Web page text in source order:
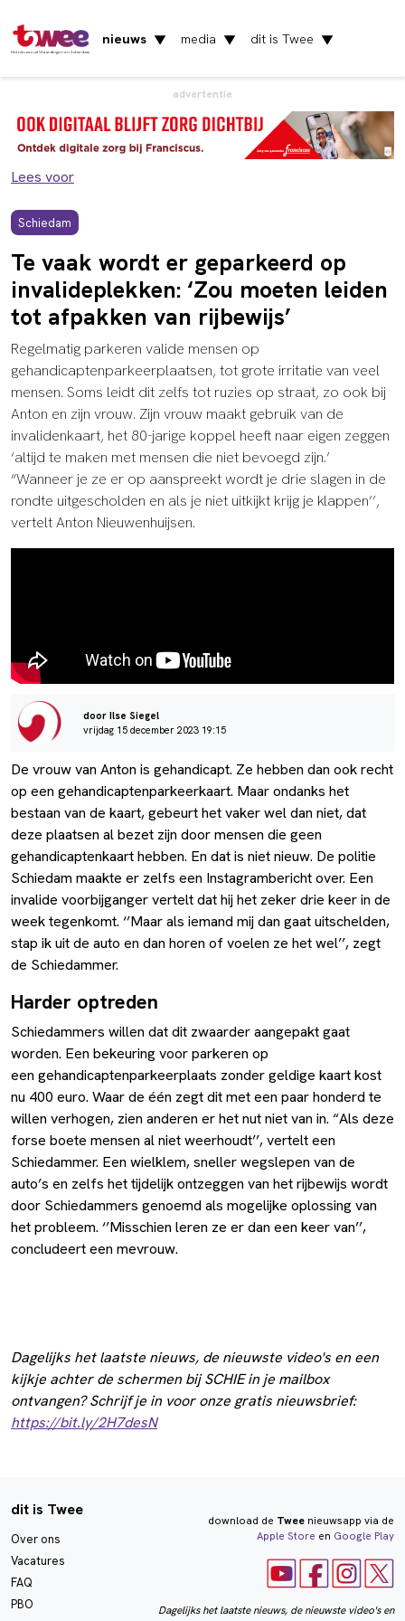
Het nieuws uit Vlaardingen en Schiedam
nieuws ▼ media ▼ dit is Twee ▼
advertentie
Lees voor
Schiedam
Te vaak wordt er geparkeerd op
invalideplekken: ‘Zou moeten leiden
tot afpakken van rijbewijs’
Regelmatig parkeren valide mensen op
gehandicaptenparkeerplaatsen, tot grote irritatie van veel
mensen. Soms leidt dit zelfs tot ruzies op straat, zo ook bij
Anton en zijn vrouw. Zijn vrouw maakt gebruik van de
invalidenkaart, het 80-jarige koppel heeft naar eigen zeggen
‘altijd te maken met mensen die niet bevoegd zijn.’
“Wanneer je ze er op aanspreekt wordt je drie slagen in de
rondte uitgescholden en als je niet uitkijkt krijg je klappen’’,
vertelt Anton Nieuwenhuijsen.
door Ilse Siegel
vrijdag 15 december 2023 19:15
De vrouw van Anton is gehandicapt. Ze hebben dan ook recht
op een gehandicaptenparkeerkaart. Maar ondanks het
bestaan van de kaart, gebeurt het vaker wel dan niet, dat
deze plaatsen al bezet zijn door mensen die geen
gehandicaptenkaart hebben. En dat is niet nieuw. De politie
Schiedam maakte er zelfs een Instagrambericht over. Een
invalide voorbijganger vertelt dat hij het zeker drie keer in de
week tegenkomt. ‘’Maar als iemand mij dan gaat uitschelden,
stap ik uit de auto en dan horen of voelen ze het wel’’, zegt
de Schiedammer.
Harder optreden
Schiedammers willen dat dit zwaarder aangepakt gaat
worden. Een bekeuring voor parkeren op
een gehandicaptenparkeerplaats zonder geldige kaart kost
nu 400 euro. Waar de één zegt dit met een paar honderd te
willen verhogen, zien anderen er het nut niet van in. “Als deze
forse boete mensen al niet weerhoudt’’, vertelt een
Schiedammer. Een wielklem, sneller wegslepen van de
auto’s en zelfs het tijdelijk ontzeggen van het rijbewijs wordt
door Schiedammers genoemd als mogelijke oplossing van
het probleem. ‘’Misschien leren ze er dan een keer van’’,
concludeert een mevrouw.
Dagelijks het laatste nieuws, de nieuwste video's en een
kijkje achter de schermen bij SCHIE in je mailbox
ontvangen? Schrijf je in voor onze gratis nieuwsbrief:
https://bit.ly/2H7desN
dit is Twee
Over ons
Vacatures
FAQ
PBO
download de Tweenieuwsapp via de
Apple Store en Google Play
Dagelijks het laatste nieuws, de nieuwste video's en